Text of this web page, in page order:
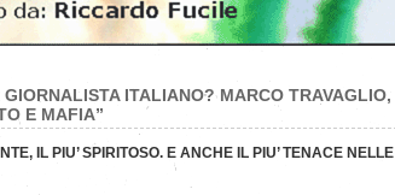
ITALIANO? MARCO TRAVAGLIO,
E MAFIA”
IL PIU’ SPIRITOSO. E ANCHE IL PIU’ TENACE NELLE